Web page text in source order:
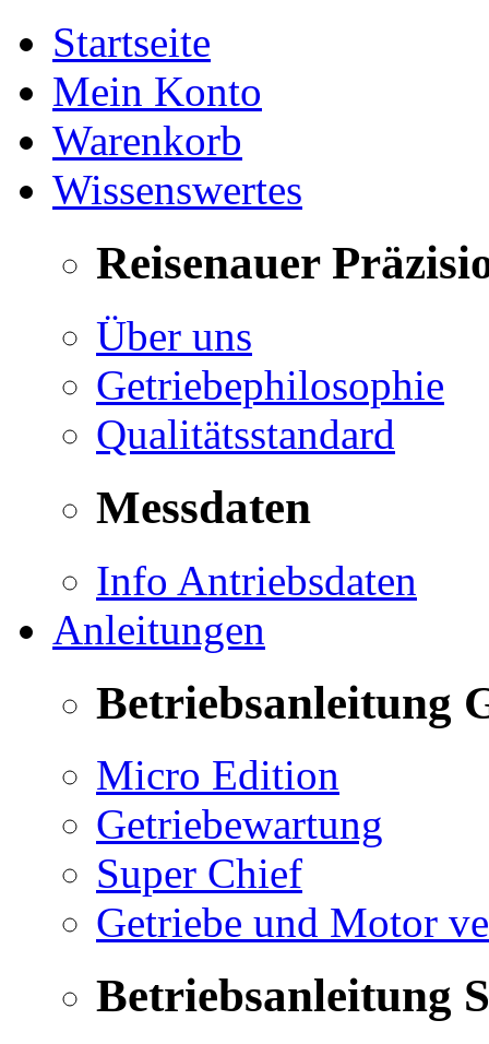
Startseite
Mein Konto
Warenkorb
Wissenswertes
Reisenauer
Über uns
Getriebephilosophie
Qualitätsstandard
Messdaten
Info Antriebsdaten
Anleitungen
Betriebsanleitung
Micro Edition
Getriebewartung
Super Chief
Getriebe und Motor
Betriebsanleitung